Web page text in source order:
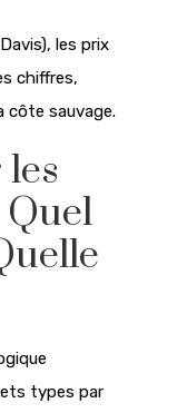
les prix
chiffres,
côte sauvage.
types par